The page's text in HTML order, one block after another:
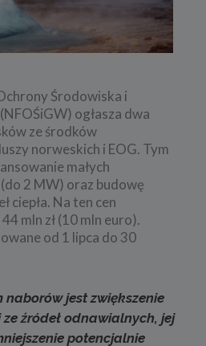
Środowiska i
ogłasza dwa
ze środków
norweskich i EOG. Tym
małych
2 MW) oraz budowę
ciepła. Na ten cen
mln zł (10 mln euro).
od 1 lipca do 30
naborów jest zwiększenie
źródeł odnawialnych, jej
potencjalnie